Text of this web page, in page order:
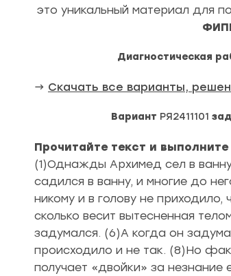
это уникальный материал для
Диагностическая
→ Скачать все варианты,
Вариант РЯ2411101
Прочитайте текст и выполните
(1)Однажды Архимед сел в
садился в ванну, и многие до
никому и в голову не приходило,
сколько весит вытесненная
задумался. (6)А когда он
происходило и не так. (8)Но
получает «двойки» за незнание